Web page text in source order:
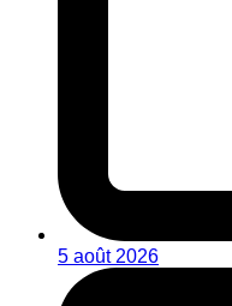
5 août 2026